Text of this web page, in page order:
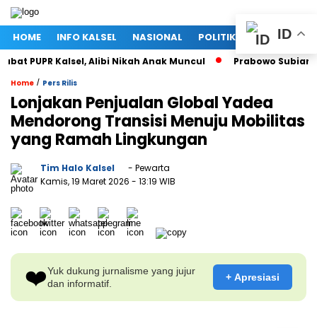
HOME INFO KALSEL NASIONAL POLITIK EKONOMI
PUPR Kalsel, Alibi Nikah Anak Muncul Prabowo Subianto
Home / Pers Rilis
Lonjakan Penjualan Global Yadea
Mendorong Transisi Menuju Mobilitas
yang Ramah Lingkungan
Tim Halo Kalsel
- Pewarta
Kamis, 19 Maret 2026 - 13:19 WIB
❤️Yuk dukung jurnalisme yang jujur
dan informatif.
+ Apresiasi
ID